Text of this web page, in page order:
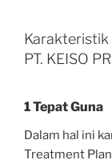
Karakteristik
PT. KEISO
1 Tepat Guna
Dalam hal ini
Treatment